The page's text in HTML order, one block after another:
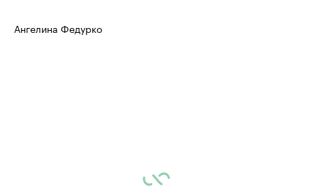
Ангелина Федурко